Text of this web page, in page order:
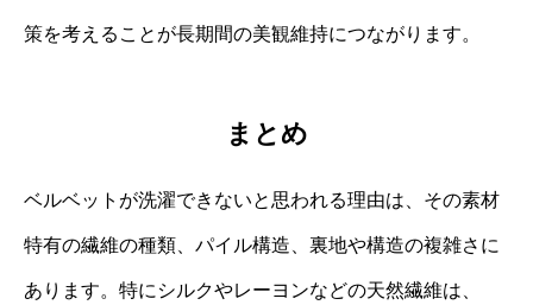
策を考えることが長期間の美観維持につながります。
まとめ
ベルベットが洗濯できないと思われる理由は、その素材
特有の繊維の種類、パイル構造、裏地や構造の複雑さに
あります。特にシルクやレーヨンなどの天然繊維は、